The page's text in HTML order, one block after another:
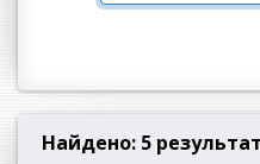
Найдено: 5